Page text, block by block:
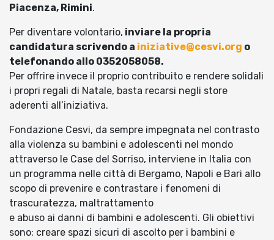
Piacenza, Rimini.
Per diventare volontario, inviare la propria
candidatura scrivendo a iniziative@cesvi.org o
telefonando allo 0352058058.
Per offrire invece il proprio contribuito e rendere solidali
i propri regali di Natale, basta recarsi negli store
aderenti all’iniziativa.
Fondazione Cesvi, da sempre impegnata nel contrasto
alla violenza su bambini e adolescenti nel mondo
attraverso le Case del Sorriso, interviene in Italia con
un programma nelle città di Bergamo, Napoli e Bari allo
scopo di prevenire e contrastare i fenomeni di
trascuratezza, maltrattamento
e abuso ai danni di bambini e adolescenti. Gli obiettivi
sono: creare spazi sicuri di ascolto per i bambini e